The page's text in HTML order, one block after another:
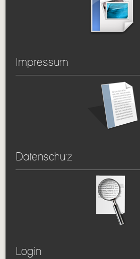
Impressum
Datenschutz
Login